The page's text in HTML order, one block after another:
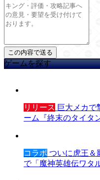
ゲームを探す
リリース 巨大メカで
ーム『終末のタイタ
コラボ ついに虎王＆
で「魔神英雄伝ワタ